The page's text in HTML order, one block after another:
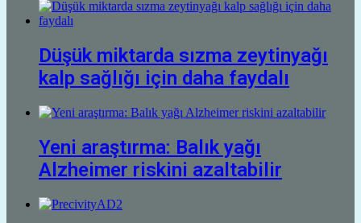
Düşük miktarda sızma zeytinyağı
kalp sağlığı için daha faydalı
Yeni araştırma: Balık yağı
Alzheimer riskini azaltabilir